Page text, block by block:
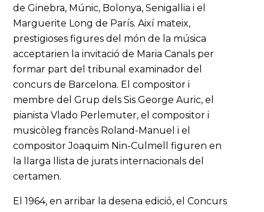
de Ginebra, Múnic, Bolonya, Senigallia i el
Marguerite Long de París. Així mateix,
prestigioses figures del món de la música
acceptarien la invitació de Maria Canals per
formar part del tribunal examinador del
concurs de Barcelona. El compositor i
membre del Grup dels Sis George Auric, el
pianista Vlado Perlemuter, el compositor i
musicòleg francès Roland-Manuel i el
compositor Joaquim Nin-Culmell figuren en
la llarga llista de jurats internacionals del
certamen.
El 1964, en arribar la desena edició, el Concurs